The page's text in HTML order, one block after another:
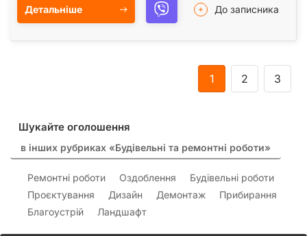
Детальніше До записника
1 2 3
Шукайте оголошення
в інших рубриках «Будівельні та ремонтні роботи»
Ремонтні роботи Оздоблення
Будівельні роботи
Проєктування
Дизайн Демонтаж
Прибирання
Благоустрій
Ландшафт